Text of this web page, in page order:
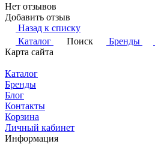
Нет отзывов
Добавить отзыв
Назад к списку
Каталог
Поиск Бренды
Карта сайта
Каталог
Бренды
Блог
Контакты
Корзина
Личный кабинет
Информация